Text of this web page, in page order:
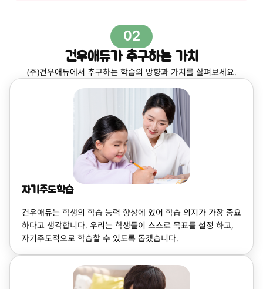
02
건우애듀가 추구하는 가치
(주)건우애듀에서 추구하는 학습의 방향과 가치를 살펴보세요.
자기주도학습
건우애듀는 학생의 학습 능력 향상에 있어 학습 의지가 가장 중요
하다고 생각합니다. 우리는 학생들이 스스로 목표를 설정 하고,
자기주도적으로 학습할 수 있도록 돕겠습니다.